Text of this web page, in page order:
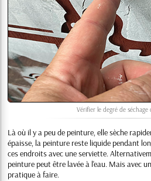
Vérifier le degré de
Là où il y a peu de peinture, elle sèche
épaisse, la peinture reste liquide pendant
ces endroits avec une serviette.
peinture peut être lavée à l'eau. Mais avec
pratique à faire.